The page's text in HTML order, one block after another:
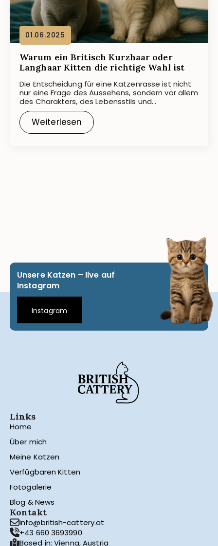
Warum ein Britisch Kurzhaar oder
Langhaar Kitten die richtige Wahl ist
01.06.2025
Die Entscheidung für eine Katzenrasse ist nicht
nur eine Frage des Aussehens, sondern vor allem
des Charakters, des Lebensstils und…
Weiterlesen
Unsere Katzen – live auf
Instagram
Instagram
Links
Home
Über mich
Meine Katzen
Verfügbaren Kitten
Fotogalerie
Blog & News
Kontakt
info@british-cattery.at
+43 660 3693990
Based in: Vienna, Austria